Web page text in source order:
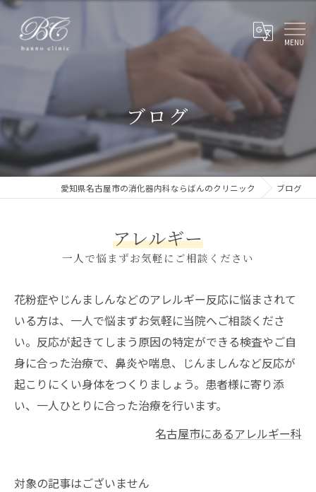
ブログ
愛知県名古屋市の消化器内科ならばんのクリニック ブログ
アレルギー
一人で悩まずお気軽にご相談ください
花粉症やじんましんなどのアレルギー反応に悩まされて
いる方は、一人で悩まずお気軽に当院へご相談くださ
い。反応が起きてしまう原因の特定ができる検査やご自
身に合った治療で、鼻炎や喘息、じんましんなど反応が
起こりにくい身体をつくりましょう。患者様に寄り添
い、一人ひとりに合った治療を行います。
名古屋市にあるアレルギー科
対象の記事はございません